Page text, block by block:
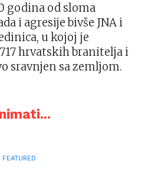
godina od sloma
i agresije bivše JNA i
u kojoj je
hrvatskih branitelja i
sravnjen sa zemljom.
FEATURED